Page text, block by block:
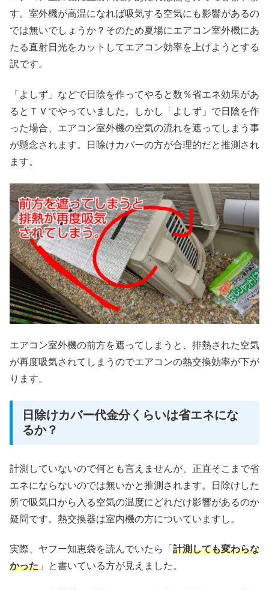
す。室外機が高温になれば吸気する空気にも影響があるの
では無いでしょうか？そのため夏場にエアコン室外機にあ
たる直射日光をカットしてエアコン効率を上げようとする
訳です。
「よしず」などで日陰を作ってやると数％省エネ効果があ
るとＴＶでやっていました。しかし「よしず」で日陰を作
った場合、エアコン室外機の空気の流れを遮ってしまう事
が懸念されます。日除けカバーの方が合理的だと推測され
ます。
エアコン室外機の前方を遮ってしまうと、排熱された空気
が再度吸気されてしまうのでエアコンの熱交換効率が下が
ります。
日除けカバー代金分くらいは省エネにな
るか？
計測していないので何とも言えませんが、正直そこまで省
エネにならないのでは無いかと推測されます。日除けした
所で吸気口から入る空気の温度にどれだけ影響があるのか
疑問です。熱交換器は室内機の方についていますし。
実際、ヤフー知恵袋を読んでいたら「 計測しても変わらな
かった 」と書いている方が見えました。